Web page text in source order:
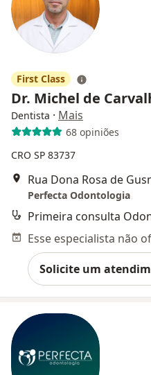
First Class
Dr. Michel de
Dentista · Mais
68 opiniões
CRO SP 83737
Rua Dona Rosa de
Perfecta Odontologia
Primeira consulta
Solicite um